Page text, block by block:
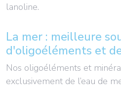
lanoline.
La mer : meilleure
d'oligoéléments et
Nos oligoéléments et
exclusivement de l’eau de